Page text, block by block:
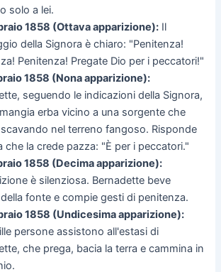
solo a lei.
1858 (Ottava apparizione): Il
della Signora è chiaro: "Penitenza!
Penitenza! Pregate Dio per i peccatori!"
1858 (Nona apparizione):
seguendo le indicazioni della Signora,
erba vicino a una sorgente che
nel terreno fangoso. Risponde
che la crede pazza: "È per i peccatori."
1858 (Decima apparizione):
è silenziosa. Bernadette beve
fonte e compie gesti di penitenza.
1858 (Undicesima apparizione):
persone assistono all'estasi di
che prega, bacia la terra e cammina in